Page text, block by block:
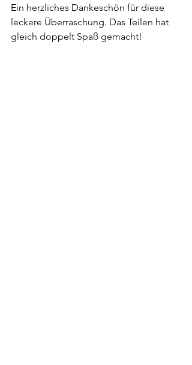
Ein herzliches Dankeschön für diese
leckere Überraschung. Das Teilen hat
gleich doppelt Spaß gemacht!